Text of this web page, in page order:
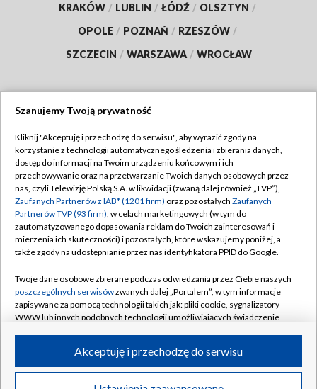
KRAKÓW / LUBLIN / ŁÓDŹ / OLSZTYN /
OPOLE / POZNAŃ / RZESZÓW /
SZCZECIN / WARSZAWA / WROCŁAW
TVP
Abonament TVP
Emisja w TVP
Centrum informacji TVP
Naziemna Telewizja Cyfrowa
Rada Programowa
System NOS
Informacje o nadawcy
Program dla prasy
Regulamin TVP
Polityka prywatności
Moje zgody
Pomoc
Kontakt
Kanały
©2026 Telewizja Polska S.A. w likwidacji
Szanujemy Twoją prywatność
Kliknij "Akceptuję i przechodzę do serwisu", aby wyrazić zgody na
korzystanie z technologii automatycznego śledzenia i zbierania danych,
dostęp do informacji na Twoim urządzeniu końcowym i ich
przechowywanie oraz na przetwarzanie Twoich danych osobowych przez
nas, czyli Telewizję Polską S.A. w likwidacji (zwaną dalej również „TVP”),
Zaufanych Partnerów z IAB* (1201 firm) oraz pozostałych Zaufanych
Partnerów TVP (93 firm), w celach marketingowych (w tym do
zautomatyzowanego dopasowania reklam do Twoich zainteresowań i
mierzenia ich skuteczności) i pozostałych, które wskazujemy poniżej, a
także zgody na udostępnianie przez nas identyfikatora PPID do Google.
Twoje dane osobowe zbierane podczas odwiedzania przez Ciebie naszych
poszczególnych serwisówzwanych dalej „Portalem”, w tym informacje
zapisywane za pomocą technologii takich jak: pliki cookie, sygnalizatory
WWW lub innych podobnych technologii umożliwiających świadczenie
ruchu w Internecie.
Twoje dane osobowe zbierane podczas odwiedzania przez Ciebie
Akceptuję i przechodzę do serwisu